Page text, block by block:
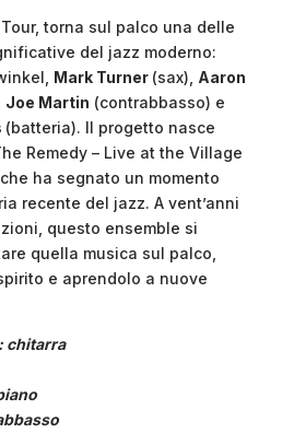
torna sul palco una delle
del jazz moderno:
Mark Turner (sax), Aaron
Joe Martin (contrabbasso) e
(batteria). Il progetto nasce
Remedy – Live at the Village
ha segnato un momento
recente del jazz. A vent’anni
questo ensemble si
quella musica sul palco,
e aprendolo a nuove
chitarra